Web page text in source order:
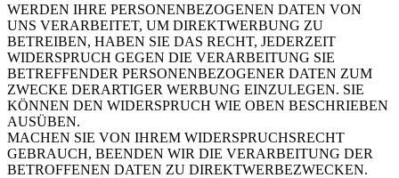
WERDEN IHRE PERSONENBEZOGENEN DATEN VON
UNS VERARBEITET, UM DIREKTWERBUNG ZU
BETREIBEN, HABEN SIE DAS RECHT, JEDERZEIT
WIDERSPRUCH GEGEN DIE VERARBEITUNG SIE
BETREFFENDER PERSONENBEZOGENER DATEN ZUM
ZWECKE DERARTIGER WERBUNG EINZULEGEN. SIE
KÖNNEN DEN WIDERSPRUCH WIE OBEN BESCHRIEBEN
AUSÜBEN.
MACHEN SIE VON IHREM WIDERSPRUCHSRECHT
GEBRAUCH, BEENDEN WIR DIE VERARBEITUNG DER
BETROFFENEN DATEN ZU DIREKTWERBEZWECKEN.